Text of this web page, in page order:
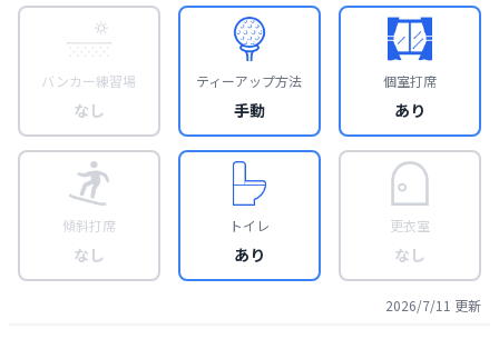
バンカー練習場
なし
ティーアップ方法
手動
個室打席
あり
傾斜打席
なし
トイレ
あり
更衣室
なし
2026/7/11 更新